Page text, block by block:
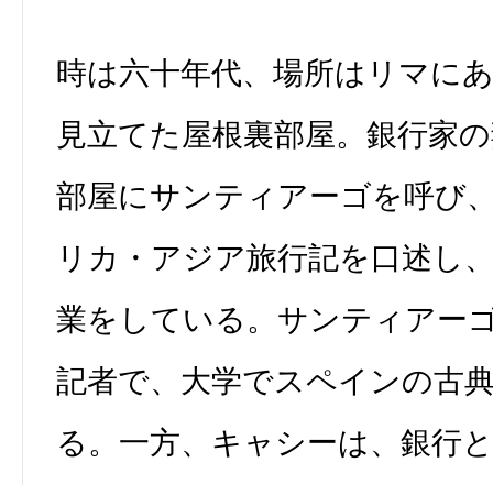
時は六十年代、場所はリマに
見立てた屋根裏部屋。銀行家
部屋にサンティアーゴを呼び
リカ・アジア旅行記を口述し
業をしている。サンティアー
記者で、大学でスペインの古
る。一方、キャシーは、銀行